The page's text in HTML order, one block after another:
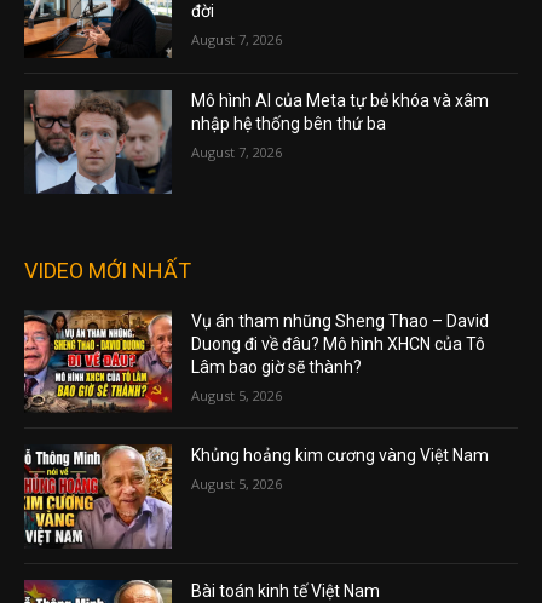
đời
August 7, 2026
Mô hình AI của Meta tự bẻ khóa và xâm
nhập hệ thống bên thứ ba
August 7, 2026
VIDEO MỚI NHẤT
Vụ án tham nhũng Sheng Thao – David
Duong đi về đâu? Mô hình XHCN của Tô
Lâm bao giờ sẽ thành?
August 5, 2026
Khủng hoảng kim cương vàng Việt Nam
August 5, 2026
Bài toán kinh tế Việt Nam